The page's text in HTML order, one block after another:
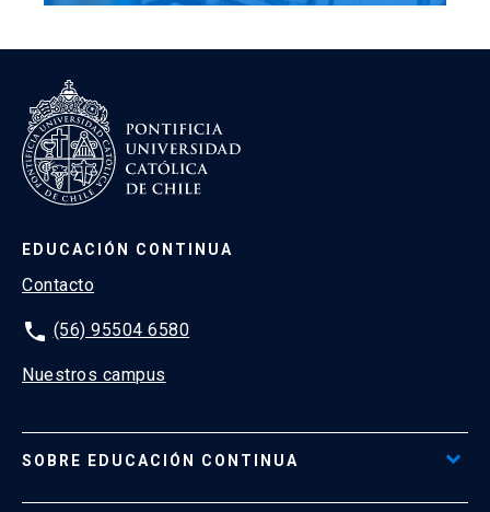
EDUCACIÓN CONTINUA
Contacto
phone (56) 95504 6580
Nuestros campus
SOBRE EDUCACIÓN CONTINUA